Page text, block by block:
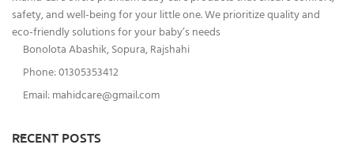
safety, and well-being for your little one. We prioritize quality and
eco-friendly solutions for your baby’s needs
Bonolota Abashik, Sopura, Rajshahi
Phone: 01305353412
Email:mahidcare@gmail.com
RECENT POSTS